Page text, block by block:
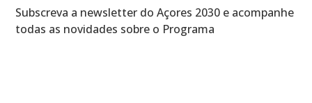
Subscreva a newsletter do Açores 2030 e acompanhe
todas as novidades sobre o Programa